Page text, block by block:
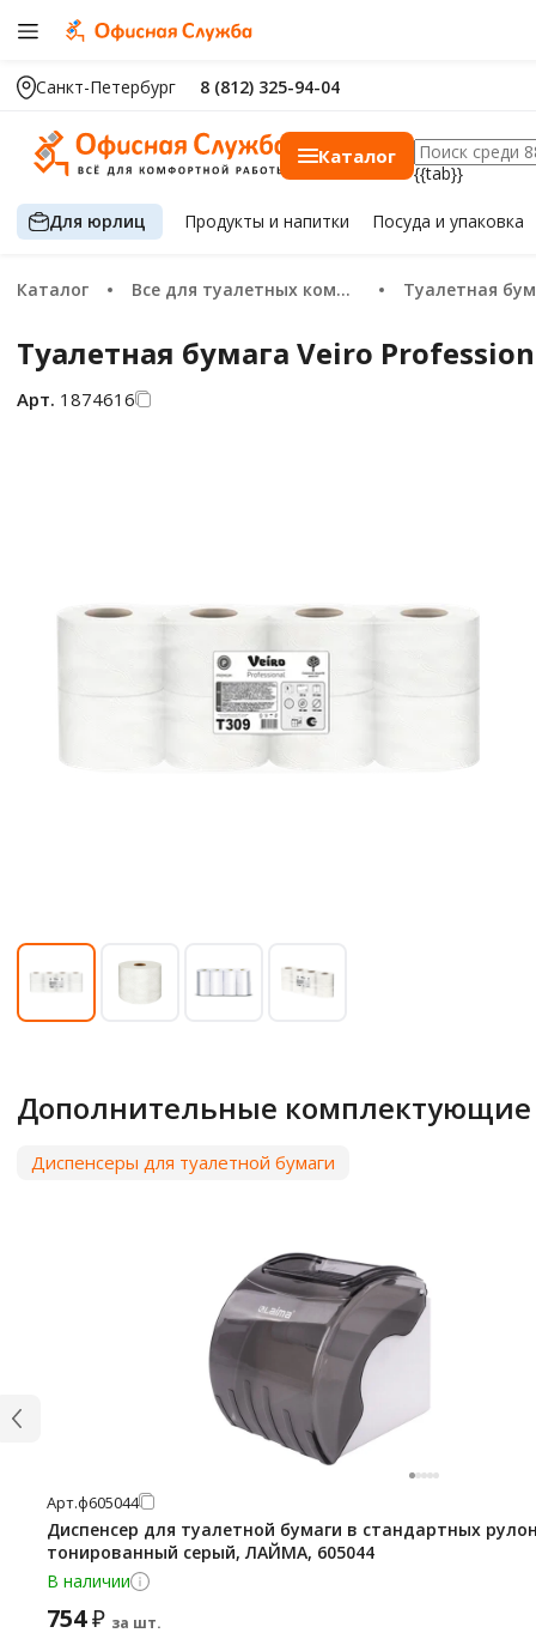
Санкт-Петербург 8 (812) 325-94-04
Каталог
{{tab}}
Для юрлиц Продуктыи напитки Посуда и упаковка
Каталог Все для туалетных комнат Туалетная
Туалетная бумага Veiro
Арт. 1874616
Дополнительные комплектующие
Диспенсеры для туалетной бумаги
Арт.ф605044
Диспенсер для туалетной бумаги в стандартных
тонированный серый, ЛАЙМА, 605044
В наличии
754₽ за шт.